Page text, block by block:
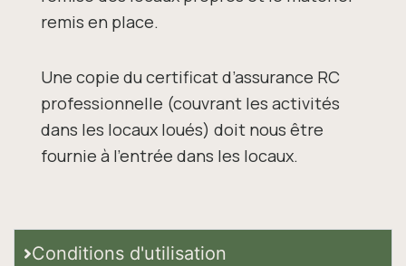
remis en place.
Une copie du certificat d’assurance RC
professionnelle (couvrant les activités
dans les locaux loués) doit nous être
fournie à l’entrée dans les locaux.
Conditions d'utilisation